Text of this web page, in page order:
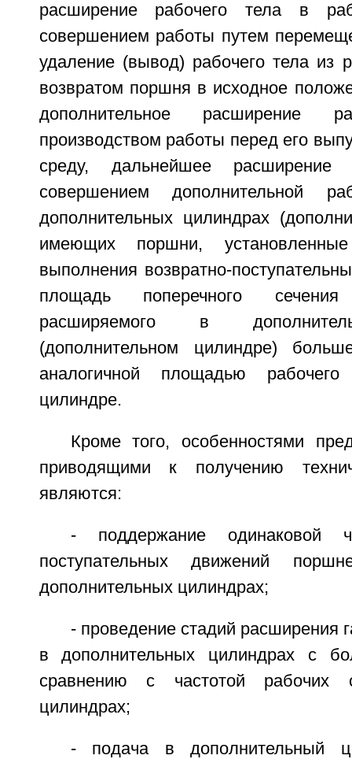
расширение рабочего тела в
совершением работы путем
удаление (вывод) рабочего тела из
возвратом поршня в исходное
дополнительное расширение
производством работы перед его
среду, дальнейшее
совершением дополнительной
дополнительных цилиндрах
имеющих поршни,
выполнения возвратно-
площадь поперечного
расширяемого в
(дополнительном цилиндре)
аналогичной площадью
цилиндре.
Кроме того, особенностями
приводящими к получению
являются:
- поддержание одинаковой
поступательных движений
дополнительных цилиндрах;
- проведение стадий расширения
в дополнительных цилиндрах с
сравнению с частотой рабочих
цилиндрах;
- подача в дополнительный